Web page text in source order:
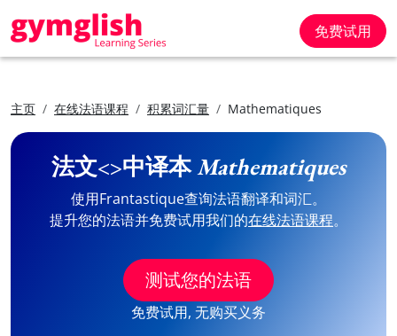
免费试用
主页 在线法语课程 积累词汇量 Mathematiques
法文<>中译本Mathematiques
使用Frantastique查询法语翻译和词汇。
提升您的法语并免费试用我们的在线法语课程。
测试您的法语
免费试用, 无购买义务